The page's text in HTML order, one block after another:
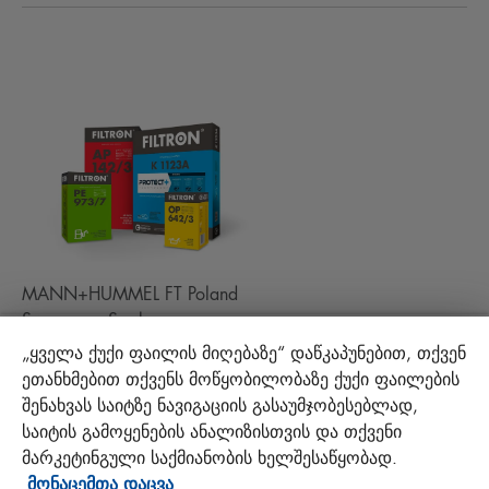
პროტექტ+
FAQ
MANN+HUMMEL FT Poland
Sp. z o. o. Sp. k.
ul. Wrocławska 145, 63-800 GOSTYŃ, POLAND
Privacy Statement
Imprint
Visit us on social media
„ყველა ქუქი ფაილის მიღებაზე“ დაწკაპუნებით, თქვენ
ეთანხმებით თქვენს მოწყობილობაზე ქუქი ფაილების
შენახვას საიტზე ნავიგაციის გასაუმჯობესებლად,
საიტის გამოყენების ანალიზისთვის და თქვენი
მარკეტინგული საქმიანობის ხელშესაწყობად.
მონაცემთა დაცვა